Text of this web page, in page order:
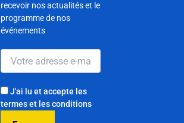
recevoir nos actualités et le
programme de nos
événements
J'ai lu et accepte les
termes et les conditions